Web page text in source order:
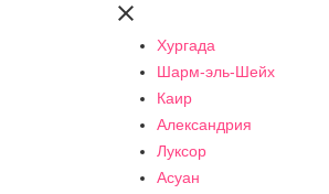

Хургада
Шарм-эль-Шейх
Каир
Александрия
Луксор
Асуан